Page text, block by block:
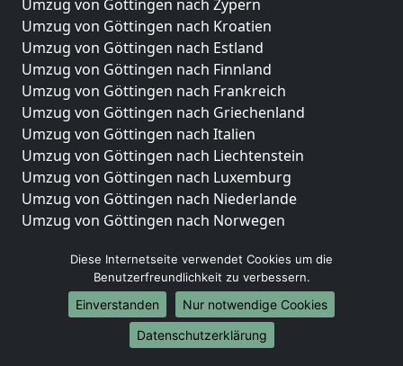
Umzug von Göttingen nach Zypern
Umzug von Göttingen nach Kroatien
Umzug von Göttingen nach Estland
Umzug von Göttingen nach Finnland
Umzug von Göttingen nach Frankreich
Umzug von Göttingen nach Griechenland
Umzug von Göttingen nach Italien
Umzug von Göttingen nach Liechtenstein
Umzug von Göttingen nach Luxemburg
Umzug von Göttingen nach Niederlande
Umzug von Göttingen nach Norwegen
Umzüge-Deutschlandweit
Umzug von Göttingen nach Berlin
Umzug von Göttingen nach Hamburg
Umzug von Göttingen nach München
Umzug von Göttingen nach Köln
Diese Internetseite verwendet Cookies um die
Benutzerfreundlichkeit zu verbessern.
Einverstanden
Nur notwendige Cookies
Datenschutzerklärung